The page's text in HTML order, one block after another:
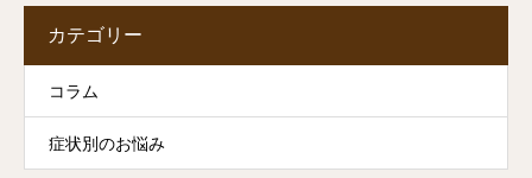
カテゴリー
コラム
症状別のお悩み